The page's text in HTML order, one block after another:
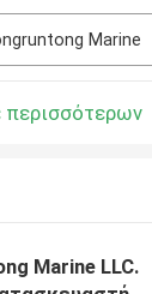
Marine
περισσότερων
Marine LLC.